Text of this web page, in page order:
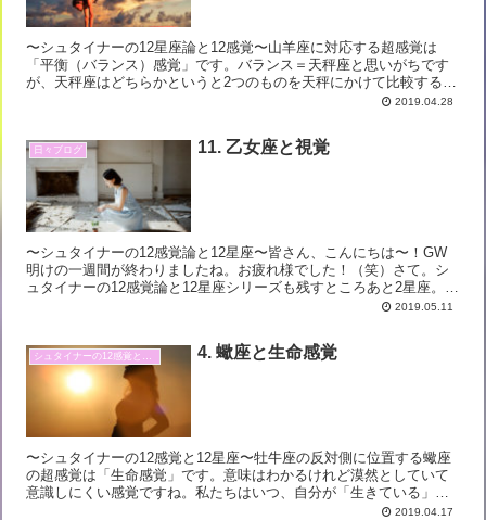
〜シュタイナーの12星座論と12感覚〜山羊座に対応する超感覚は
「平衡（バランス）感覚」です。バランス＝天秤座と思いがちです
が、天秤座はどちらかというと2つのものを天秤にかけて比較するイ
メージ。平衡感覚は左右だけでなく前後左右、上下全ての空間...
2019.04.28
日々ブログ 11. 乙女座と視覚
〜シュタイナーの12感覚論と12星座〜皆さん、こんにちは〜！GW
明けの一週間が終わりましたね。お疲れ様でした！（笑）さて。シ
ュタイナーの12感覚論と12星座シリーズも残すところあと2星座。今
日は乙女座になりますが、乙女座に対応する超感覚は「...2019.05.11
4. 蠍座と生命感覚
〜シュタイナーの12感覚と12星座〜牡牛座の反対側に位置する蠍座
の超感覚は「生命感覚」です。意味はわかるけれど漠然としていて
意識しにくい感覚ですね。私たちはいつ、自分が「生きている」と
感じるのでしょうか。毎朝「今日も生きてた！」と感謝してい...
2019.04.17